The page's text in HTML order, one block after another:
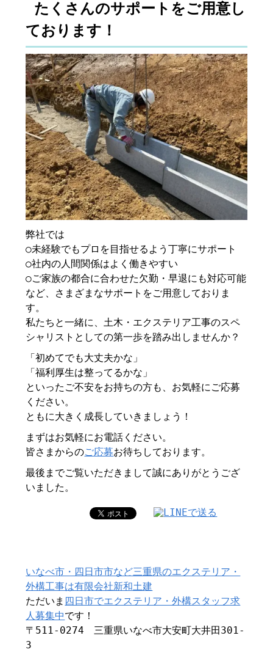
たくさんのサポートをご用意し
ております！
弊社では
○未経験でもプロを目指せるよう丁寧にサポート
○社内の人間関係はよく働きやすい
○ご家族の都合に合わせた欠勤・早退にも対応可能
など、さまざまなサポートをご用意しておりま
す。
私たちと一緒に、土木・エクステリア工事のスペ
シャリストとしての第一歩を踏み出しませんか？
「初めてでも大丈夫かな」
「福利厚生は整ってるかな」
といったご不安をお持ちの方も、お気軽にご応募
ください。
ともに大きく成長していきましょう！
まずはお気軽にお電話ください。
皆さまからのご応募お待ちしております。
最後までご覧いただきまして誠にありがとうござ
いました。
いなべ市・四日市市など三重県のエクステリア・
外構工事は有限会社新和土建
ただいま 四日市でエクステリア・外構スタッフ求
人募集中です！
〒511-0274 三重県いなべ市大安町大井田301-
3